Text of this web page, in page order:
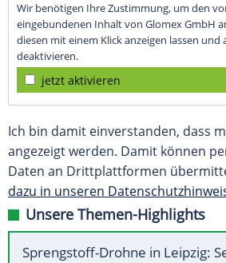
Wir benötigen Ihre Zustimmung, um den
eingebundenen Inhalt von Glomex GmbH
diesen mit einem Klick anzeigen lassen und
deaktivieren.
jetzt aktivieren
Ich bin damit einverstanden, dass
angezeigt werden. Damit können
Daten an Drittplattformen
dazu in unseren
Unsere Themen-Highlights
Sprengstoff-Drohne in Leipzig: